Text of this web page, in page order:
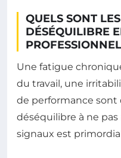
QUELS SONT
DÉSÉQUILIBRE
Une fatigue
du travail, une
de performance sont
déséquilibre à ne pas
signaux est